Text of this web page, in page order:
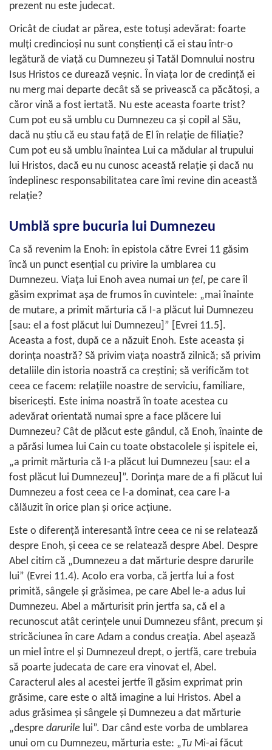
prezent nu este judecat.
Oricât de ciudat ar părea, este totuşi adevărat: foarte
mulţi credincioşi nu sunt conştienţi că ei stau într-o
legătură de viaţă cu Dumnezeu şi Tatăl Domnului nostru
Isus Hristos ce durează veşnic. În viaţa lor de credinţă ei
nu merg mai departe decât să se privească ca păcătoşi, a
căror vină a fost iertată. Nu este aceasta foarte trist?
Cum pot eu să umblu cu Dumnezeu ca şi copil al Său,
dacă nu ştiu că eu stau faţă de El în relaţie de filiaţie?
Cum pot eu să umblu înaintea Lui ca mădular al trupului
lui Hristos, dacă eu nu cunosc această relaţie şi dacă nu
îndeplinesc responsabilitatea care îmi revine din această
relaţie?
Umblă spre bucuria lui Dumnezeu
Ca să revenim la Enoh: în epistola către Evrei 11 găsim
încă un punct esenţial cu privire la umblarea cu
Dumnezeu. Viaţa lui Enoh avea numai un ţel, pe care îl
găsim exprimat aşa de frumos în cuvintele: „mai înainte
de mutare, a primit mărturia că I-a plăcut lui Dumnezeu
[sau: el a fost plăcut lui Dumnezeu]” [ Evrei 11.5 ].
Aceasta a fost, după ce a năzuit Enoh. Este aceasta şi
dorinţa noastră? Să privim viaţa noastră zilnică; să privim
detaliile din istoria noastră ca creştini; să verificăm tot
ceea ce facem: relaţiile noastre de serviciu, familiare,
bisericeşti. Este inima noastră în toate acestea cu
adevărat orientată numai spre a face plăcere lui
Dumnezeu? Cât de plăcut este gândul, că Enoh, înainte de
a părăsi lumea lui Cain cu toate obstacolele şi ispitele ei,
„a primit mărturia că I-a plăcut lui Dumnezeu [sau: el a
fost plăcut lui Dumnezeu]”. Dorinţa mare de a fi plăcut lui
Dumnezeu a fost ceea ce l-a dominat, cea care l-a
călăuzit în orice plan şi orice acţiune.
Este o diferenţă interesantă între ceea ce ni se relatează
despre Enoh, şi ceea ce se relatează despre Abel. Despre
Abel citim că „Dumnezeu a dat mărturie despre darurile
lui” (Evrei 11.4). Acolo era vorba, că jertfa lui a fost
primită, sângele şi grăsimea, pe care Abel le-a adus lui
Dumnezeu. Abel a mărturisit prin jertfa sa, că el a
recunoscut atât cerinţele unui Dumnezeu sfânt, precum şi
stricăciunea în care Adam a condus creaţia. Abel aşează
un miel între el şi Dumnezeul drept, o jertfă, care trebuia
să poarte judecata de care era vinovat el, Abel.
Caracterul ales al acestei jertfe îl găsim exprimat prin
grăsime, care este o altă imagine a lui Hristos. Abel a
adus grăsimea şi sângele şi Dumnezeu a dat mărturie
„despre darurile lui”. Dar când este vorba de umblarea
unui om cu Dumnezeu, mărturia este: „Tu Mi-ai făcut